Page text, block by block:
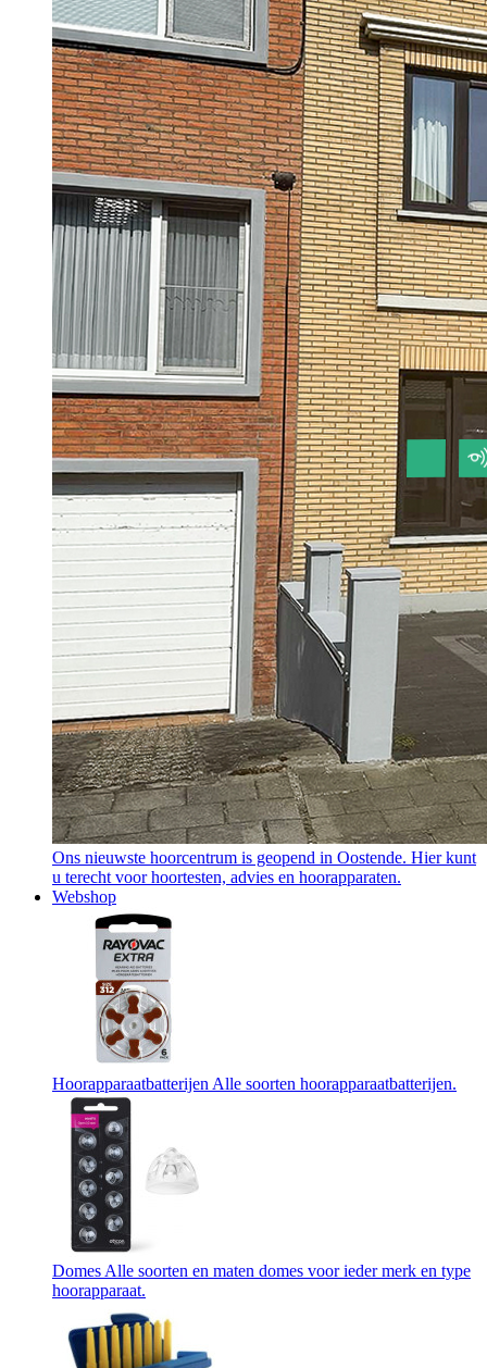
Ons nieuwste hoorcentrum is geopend in Oostende. Hier kunt
u terecht voor hoortesten, advies en hoorapparaten.
Webshop
Hoorapparaatbatterijen Alle soorten hoorapparaatbatterijen.
Domes Alle soorten en maten domes voor ieder merk en type
hoorapparaat.